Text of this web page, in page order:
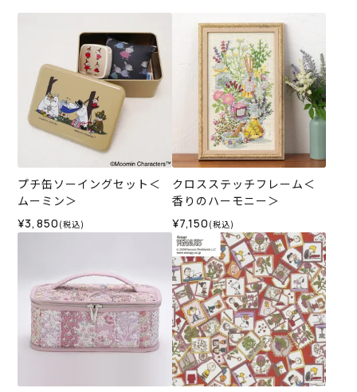
プチ缶ソーイングセット＜
ムーミン＞
¥3,850 (税込)
クロスステッチフレーム＜
香りのハーモニー＞
¥7,150 (税込)